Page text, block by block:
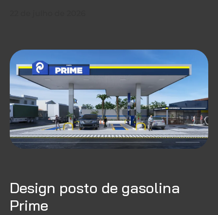
Design posto de gasolina
Prime